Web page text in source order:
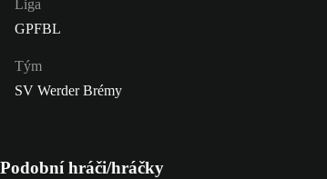
Liga
GPFBL
Tým
SV Werder Brémy
Podobní hráči/hráčky